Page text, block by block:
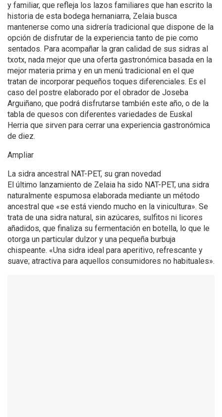
y familiar, que refleja los lazos familiares que han escrito la
historia de esta bodega hernaniarra, Zelaia busca
mantenerse como una sidrería tradicional que dispone de la
opción de disfrutar de la experiencia tanto de pie como
sentados. Para acompañar la gran calidad de sus sidras al
txotx, nada mejor que una oferta gastronómica basada en la
mejor materia prima y en un menú tradicional en el que
tratan de incorporar pequeños toques diferenciales. Es el
caso del postre elaborado por el obrador de Joseba
Arguiñano, que podrá disfrutarse también este año, o de la
tabla de quesos con diferentes variedades de Euskal
Herria que sirven para cerrar una experiencia gastronómica
de diez.
Ampliar
La sidra ancestral NAT-PET, su gran novedad
El último lanzamiento de Zelaia ha sido NAT-PET, una sidra
naturalmente espumosa elaborada mediante un método
ancestral que «se está viendo mucho en la vinicultura». Se
trata de una sidra natural, sin azúcares, sulfitos ni licores
añadidos, que finaliza su fermentación en botella, lo que le
otorga un particular dulzor y una pequeña burbuja
chispeante. «Una sidra ideal para aperitivo, refrescante y
suave; atractiva para aquellos consumidores no habituales».